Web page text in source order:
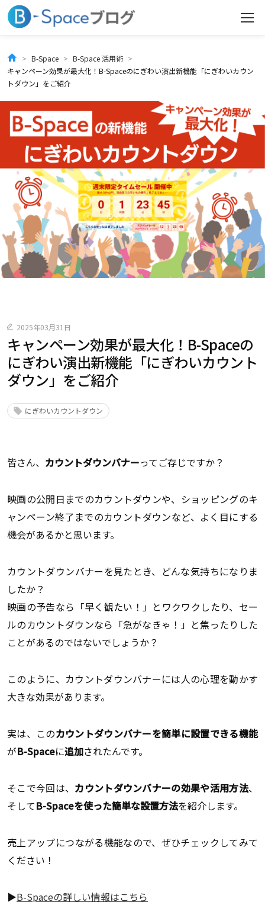
コ
テ
ン
ツ
キ
B-Space
B-Space 活用術
キャンペーン効果が最大化！B-Spaceのにぎわい演出新機能「にぎわいカウン
トダウン」をご紹介
2025年03月31日
キャンペーン効果が最大化！B-Spaceの
にぎわい演出新機能「にぎわいカウント
ダウン」をご紹介
にぎわいカウントダウン
皆さん、 カウントダウンバナーってご存じですか？
映画の公開日までのカウントダウンや、ショッピングのキ
ャンペーン終了までのカウントダウンなど、よく目にする
機会があるかと思います。
カウントダウンバナーを見たとき、どんな気持ちになりま
したか？
映画の予告なら「早く観たい！」とワクワクしたり、セー
ルのカウントダウンなら「急がなきゃ！」と焦ったりした
ことがあるのではないでしょうか？
このように、カウントダウンバナーには人の心理を動かす
大きな効果があります。
実は、このカウントダウンバナーを簡単に設置できる機能
がB-Spaceに追加されたんです。
そこで今回は、 カウントダウンバナーの効果や活用方法、
そしてB-Spaceを使った簡単な設置方法を紹介します。
売上アップにつながる機能なので、ぜひチェックしてみて
ください！
▶B-Spaceの詳しい情報はこちら